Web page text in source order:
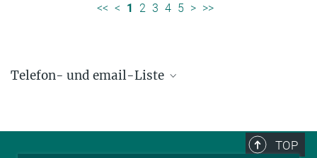
<< < 1 2 3 4 5 > >>
Telefon- und email-Liste
TOP